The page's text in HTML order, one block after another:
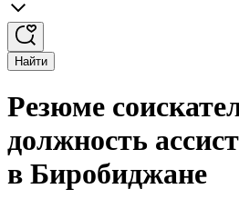
Найти
Резюме
должность
в Биробиджане